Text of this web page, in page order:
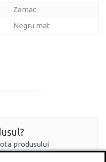
Zamac
Negru mat
produsului